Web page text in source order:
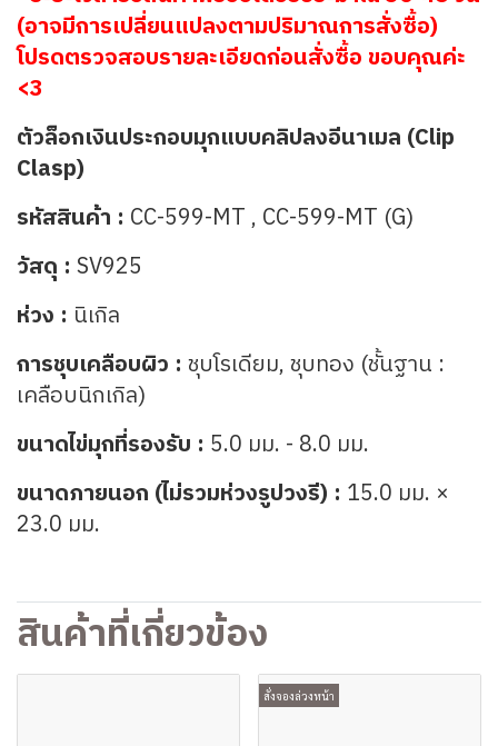
(อาจมีการเปลี่ยนแปลงตามปริมาณการสั่งซื้อ)
โปรดตรวจสอบรายละเอียดก่อนสั่งซื้อ ขอบคุณค่ะ
<3
ตัวล็อกเงินประกอบมุกแบบคลิปลงอีนาเมล (Clip
Clasp)
รหัสสินค้า : CC-599-MT , CC-599-MT (G)
วัสดุ : SV925
ห่วง : นิเกิล
การชุบเคลือบผิว : ชุบโรเดียม, ชุบทอง (ชั้นฐาน :
เคลือบนิกเกิล)
ขนาดไข่มุกที่รองรับ : 5.0 มม. - 8.0 มม.
ขนาดภายนอก (ไม่รวมห่วงรูปวงรี) : 15.0 มม. ×
23.0 มม.
สินค้าที่เกี่ยวข้อง
สั่งจองล่วงหน้า